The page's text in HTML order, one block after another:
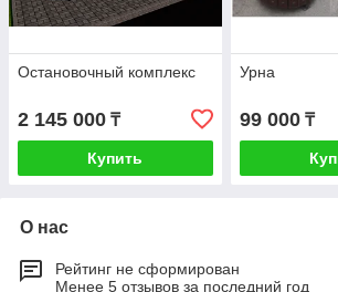
Остановочный комплекс
2 145 000 ₸
Купить
Урна
99 000₸
О нас
Рейтинг не сформирован
Менее 5 отзывов за последний год